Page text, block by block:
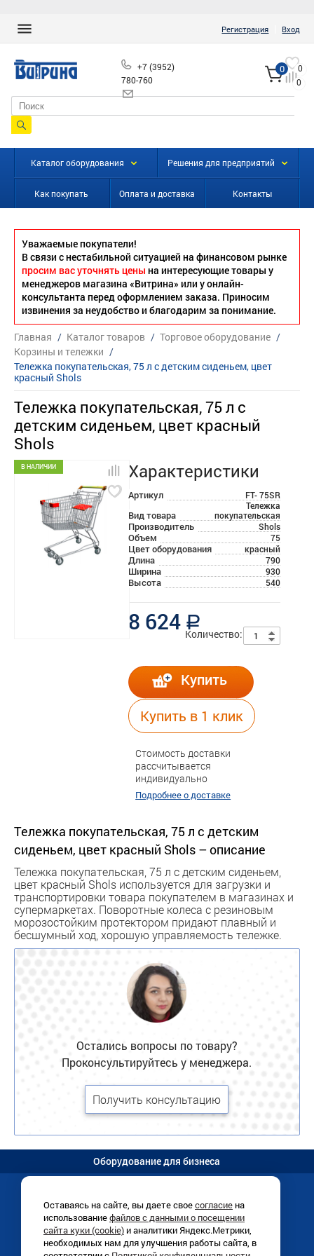
Оставаясь на сайте, вы даете своесогласиена
использованиефайлов с данными о посещении
сайта куки (cookie)и аналитики Яндекс.Метрики,
необходимых нам для улучшения работы сайта, в
Регистрация Вход
+7 (3952)
780-760
0
0
0
Каталог оборудования Решения для предприятий
Как покупать Оплата и доставка Контакты
Уважаемые покупатели!
В связи с нестабильной ситуацией на финансовом рынке
просим вас уточнять цены на интересующие товары у
менеджеров магазина «Витрина» или у онлайн-
консультанта перед оформлением заказа. Приносим
извинения за неудобство и благодарим за понимание.
Главная / Каталог товаров / Торговое оборудование /
Корзины и тележки /
Тележка покупательская, 75 л с детским сиденьем, цвет
красный Shols
Тележка покупательская, 75 л с
детским сиденьем, цвет красный
Shols
Характеристики
Артикул FT- 75SR
Вид товара
Тележка
покупательская
Производитель Shols
Объем 75
Цвет оборудования красный
Длина 790
Ширина 930
Высота 540
В НАЛИЧИИ
8 624 a
Количество:
Купить
Купить в 1 клик
Стоимость доставки
рассчитывается
индивидуально
Подробнее о доставке
Тележка покупательская, 75 л с детским
сиденьем, цвет красный Shols – описание
Тележка покупательская, 75 л с детским сиденьем,
цвет красный Shols используется для загрузки и
транспортировки товара покупателем в магазинах и
супермаркетах. Поворотные колеса с резиновым
морозостойким протектором придают плавный и
бесшумный ход, хорошую управляемость тележке.
Остались вопросы по товару?
Проконсультируйтесь у менеджера.
Получить консультацию
Оборудование для бизнеса
Иркутск, Раб. Штаба, 1/8 (схема)
+7 (3952)780-760